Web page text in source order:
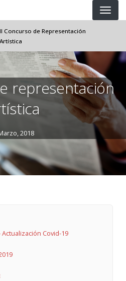
principal
II Concurso de Representación
Artística
representación
2018
Covid-19